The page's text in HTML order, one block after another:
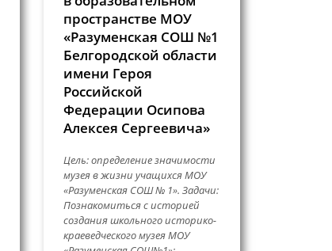
пространстве МОУ
«Разуменская СОШ №1
Белгородской области
имени Героя
Российской
Федерации Осипова
Алексея Сергеевича»
Цель: определение значимости
музея в жизни учащихся МОУ
«Разуменская СОШ № 1». Задачи:
Познакомиться с историей
создания школьного историко-
краеведческого музея МОУ